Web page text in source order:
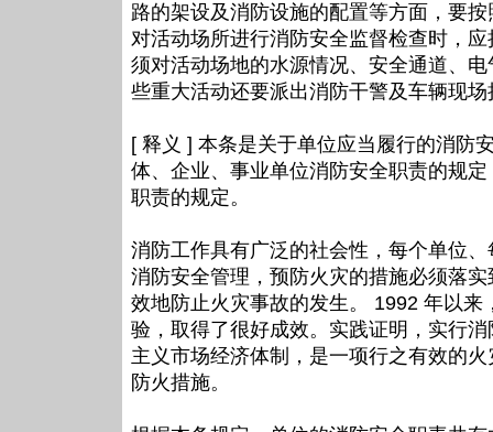
路的架设及消防设施的配置等方面，要
对活动场所进行消防安全监督检查时，
须对活动场地的水源情况、安全通道、
些重大活动还要派出消防干警及车辆现
[ 释义 ] 本条是关于单位应当履行的消防
体、企业、事业单位消防安全职责的规
职责的规定。
消防工作具有广泛的社会性，每个单位
消防安全管理，预防火灾的措施必须落
效地防止火灾事故的发生。 1992 年以
验，取得了很好成效。实践证明，实行
主义市场经济体制，是一项行之有效的
防火措施。